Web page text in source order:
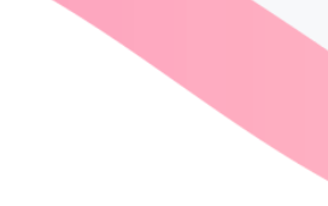
で完結！お店でレジ待ちの待機時
間は一切不要！支払いも商品価格